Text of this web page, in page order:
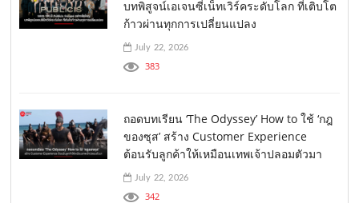
บทพิสูจน์เอเจนซี่เน็ทเวิร์คระดับโลก ที่เติบโต
ก้าวผ่านทุกการเปลี่ยนแปลง
July 22, 2026
383
ถอดบทเรียน ‘The Odyssey’ How to ใช้ ‘กฎ
ของซุส’ สร้าง Customer Experience
ต้อนรับลูกค้าให้เหมือนเทพเจ้าปลอมตัวมา
July 22, 2026
342